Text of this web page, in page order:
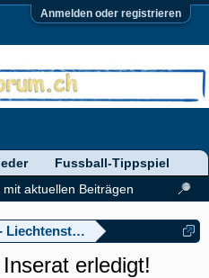
Anmelden oder registrieren
erledigt!
aktuellen Beiträgen
Fussball-Tippspiel